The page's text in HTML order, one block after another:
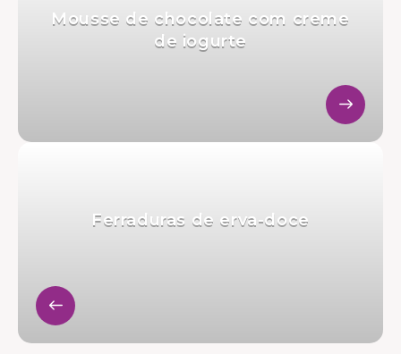
Mousse de chocolate com creme
de iogurte
Ferraduras de erva-doce